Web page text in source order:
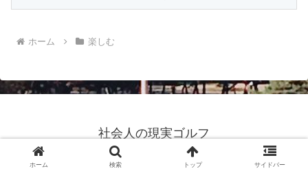
ホーム 楽しむ
社会人の現実ゴルフ
© 2020 社会人の現実ゴルフ.
ホーム 検索 トップ サイドバー